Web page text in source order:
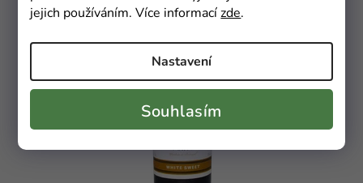
jejich používáním. Více informacízde.
Nastavení
Souhlasím